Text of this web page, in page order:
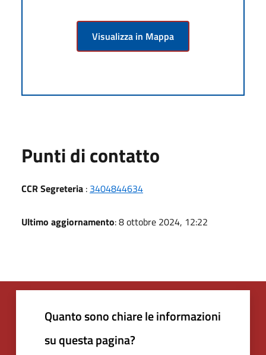
Visualizza in Mappa
Punti di contatto
CCR Segreteria : 3404844634
Ultimo aggiornamento: 8 ottobre 2024, 12:22
Quanto sono chiare le informazioni
su questa pagina?